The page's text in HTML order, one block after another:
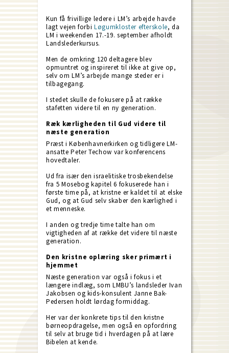
Kun få frivillige ledere i LM’s arbejde havde
lagt vejen forbiLøgumkloster efterskole, da
LM i weekenden 17.-19. september afholdt
Landslederkursus.
Men de omkring 120 deltagere blev
opmuntret og inspireret til ikke at give op,
selv om LM’s arbejde mange steder er i
tilbagegang.
I stedet skulle de fokusere på at række
stafetten videre til en ny generation.
Ræk kærligheden til Gud videre til
næste generation
Præst i Københavnerkirken og tidligere LM-
ansatte Peter Techow var konferencens
hovedtaler.
Ud fra især den israelitiske trosbekendelse
fra 5 Mosebog kapitel 6 fokuserede han i
første time på, at kristne er kaldet til at elske
Gud, og at Gud selv skaber den kærlighed i
et menneske.
I anden og tredje time talte han om
vigtigheden af at række det videre til næste
generation.
Den kristne oplæring sker primært i
hjemmet
Næste generation var også i fokus i et
længere indlæg, som LMBU’s landsleder Ivan
Jakobsen og kids-konsulent Janne Bak-
Pedersen holdt lørdag formiddag.
Her var der konkrete tips til den kristne
børneopdragelse, men også en opfordring
til selv at bruge tid i hverdagen på at lære
Bibelen at kende.